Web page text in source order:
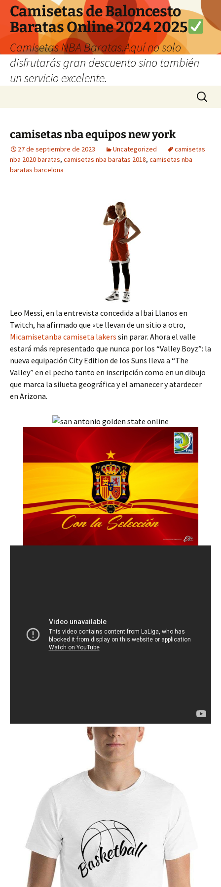
Camisetas de Baloncesto
Baratas Online 2024 2025
Camisetas NBA Baratas.Aquí no solo
disfrutarás gran descuento sino también
un servicio excelente.
Buscar:
camisetas nba equipos new york
27 de septiembre de 2023 Uncategorized
camisetas
nba 2020 baratas, camisetas nba baratas 2018, camisetas nba
baratas barcelona
Leo Messi, en la entrevista concedida a Ibai Llanos en
Twitch, ha afirmado que «te llevan de un sitio a otro,
Micamisetanba camiseta lakers sin parar. Ahora el valle
estará más representado que nunca por los “Valley Boyz”: la
nueva equipación City Edition de los Suns lleva a “The
Valley” en el pecho tanto en inscripción como en un dibujo
que marca la silueta geográfica y el amanecer y atardecer
en Arizona.